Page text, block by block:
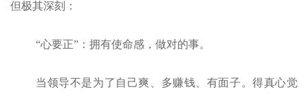
但极其深刻：
“心要正”：拥有使命感，做对的事。
当领导不是为了自己爽、多赚钱、有面子。得真心觉